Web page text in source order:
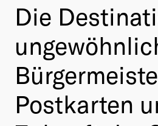
Die
Postkarten